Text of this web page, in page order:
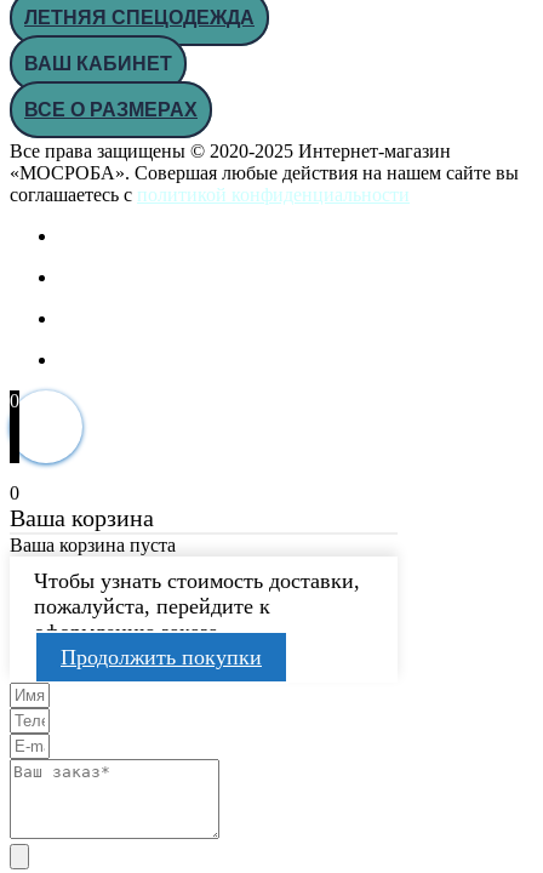
ЛЕТНЯЯ СПЕЦОДЕЖДА
ВАШ КАБИНЕТ
ВСЕ О РАЗМЕРАХ
Все права защищены © 2020-2025 Интернет-магазин
«МОСРОБА». Совершая любые действия на нашем сайте вы
соглашаетесь с политикой конфиденциальности
0
0
Ваша корзина
Ваша корзина пуста
Чтобы узнать стоимость доставки,
пожалуйста, перейдите к
оформлению заказа.
Продолжить покупки